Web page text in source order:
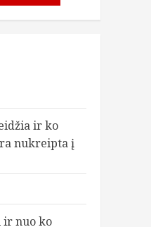
ir ko
nukreipta į
ir nuo ko